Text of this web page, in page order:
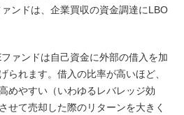
ンドは、企業買収の資金調達にLBO
ァンドは自己資金に外部の借入を加
られます。借入の比率が高いほど、
めやすい（いわゆるレバレッジ効
せて売却した際のリターンを大きく